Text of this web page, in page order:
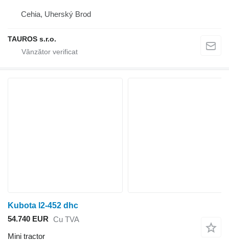
Cehia, Uherský Brod
TAUROS s.r.o.
Kubota l2-452 dhc
54.740 EUR Cu TVA
Mini tractor